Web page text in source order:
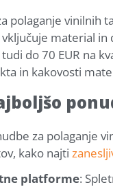
polaganje vinilnih
material in
do 70 EUR na
in kakovosti
za polaganje
kako najti
platforme: